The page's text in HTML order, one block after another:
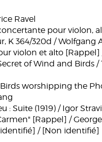
Ravel
pour violon,
K 364/320d / Wolfgang
violon et alto
of Wind and Birds
worshipping the
: Suite (1919) / Igor
[Rappel] /
/ [Non identifié]